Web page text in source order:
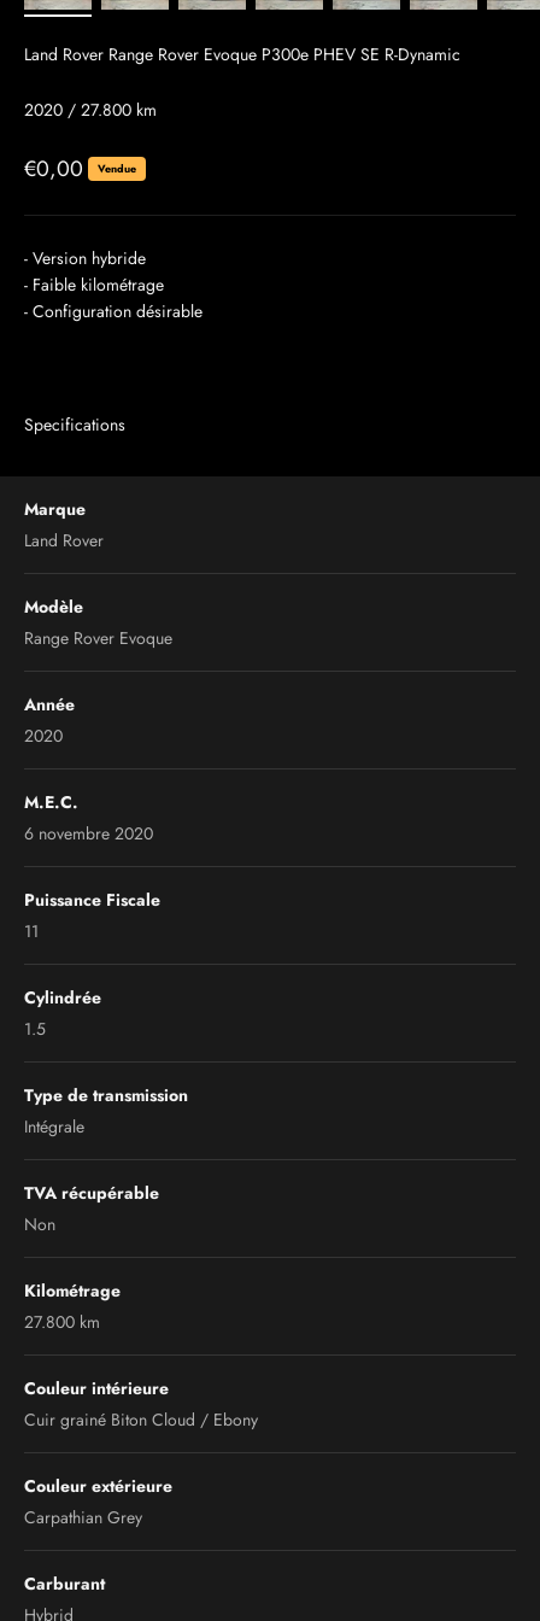
Land Rover Range Rover Evoque P300e PHEV SE R-Dynamic
2020 / 27.800 km
Prix de vente
€0,00 Vendue
- Version hybride
- Faible kilométrage
- Configuration désirable
Specifications
Marque
Land Rover
Modèle
Range Rover Evoque
Année
2020
M.E.C.
6 novembre 2020
Puissance Fiscale
11
Cylindrée
1.5
Type de transmission
Intégrale
TVA récupérable
Non
Kilométrage
27.800 km
Couleur intérieure
Cuir grainé Biton Cloud / Ebony
Couleur extérieure
Carpathian Grey
Carburant
Hybrid